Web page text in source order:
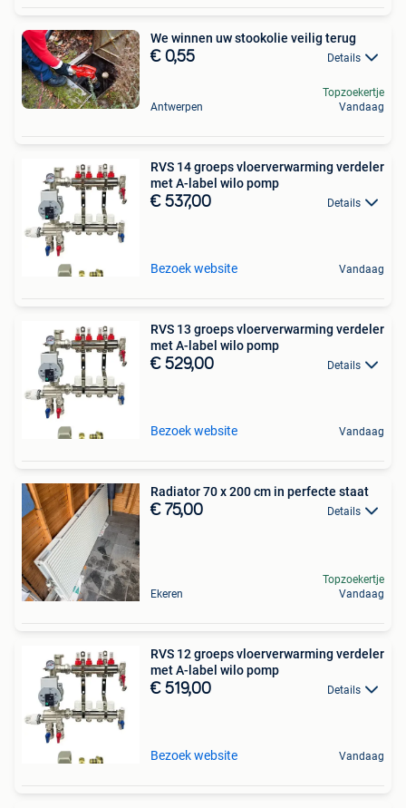
We winnen uw stookolie veilig terug
€ 0,55 Details
Antwerpen
Topzoekertje
Vandaag
RVS 14 groeps vloerverwarming verdeler
met A-label wilo pomp
€ 537,00 Details
Bezoek website Vandaag
RVS 13 groeps vloerverwarming verdeler
met A-label wilo pomp
€ 529,00 Details
Bezoek website Vandaag
Radiator 70 x 200 cm in perfecte staat
€ 75,00 Details
Ekeren
Topzoekertje
Vandaag
RVS 12 groeps vloerverwarming verdeler
met A-label wilo pomp
€ 519,00 Details
Bezoek website Vandaag